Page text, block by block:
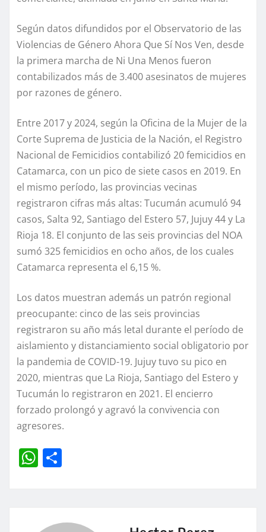
Según datos difundidos por el Observatorio de las
Violencias de Género Ahora Que Sí Nos Ven, desde
la primera marcha de Ni Una Menos fueron
contabilizados más de 3.400 asesinatos de mujeres
por razones de género.
Entre 2017 y 2024, según la Oficina de la Mujer de la
Corte Suprema de Justicia de la Nación, el Registro
Nacional de Femicidios contabilizó 20 femicidios en
Catamarca, con un pico de siete casos en 2019. En
el mismo período, las provincias vecinas
registraron cifras más altas: Tucumán acumuló 94
casos, Salta 92, Santiago del Estero 57, Jujuy 44 y La
Rioja 18. El conjunto de las seis provincias del NOA
sumó 325 femicidios en ocho años, de los cuales
Catamarca representa el 6,15 %.
Los datos muestran además un patrón regional
preocupante: cinco de las seis provincias
registraron su año más letal durante el período de
aislamiento y distanciamiento social obligatorio por
la pandemia de COVID-19. Jujuy tuvo su pico en
2020, mientras que La Rioja, Santiago del Estero y
Tucumán lo registraron en 2021. El encierro
forzado prolongó y agravó la convivencia con
agresores.
W